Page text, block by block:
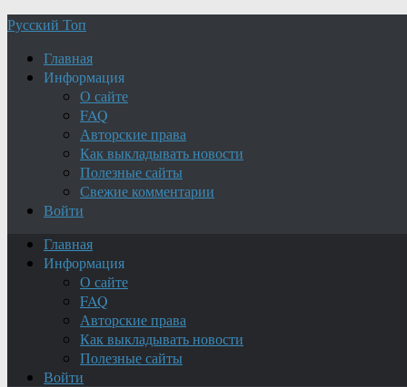
Русский Топ
Главная
Информация
О сайте
FAQ
Авторские права
Как выкладывать новости
Полезные сайты
Свежие комментарии
Войти
Главная
Информация
О сайте
FAQ
Авторские права
Как выкладывать новости
Полезные сайты
Войти